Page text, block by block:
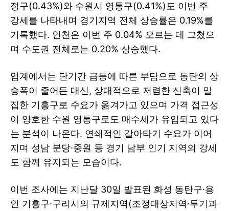
정구(0.43%)와 수원시 영통구(0.41%)도 이번 주
강세를 나타내며 경기지역 전체 상승률은 0.19%를
기록했다. 인천은 이번 주 0.04% 오르는 데 그쳤으
며 수도권 전체로는 0.20% 상승했다.
업계에서는 단기간 급등에 따른 부담으로 동탄의 상
승폭이 줄어든 대신, 상대적으로 저렴한 신축이 밀
집한 기흥구로 수요가 옮겨가고 있으며 가격 접근성
이 양호한 수원 영통구로도 매수세가 유입되고 있다
는 분석이 나온다. 연쇄적인 갈아타기 수요가 이어
지며 성남 분당·중원 등 경기 남부 인기 지역의 강세
도 함께 유지되는 모습이다.
이번 조사에는 지난달 30일 발표된 화성 동탄구·용
인 기흥구·구리시의 규제지역(조정대상지역·투기과